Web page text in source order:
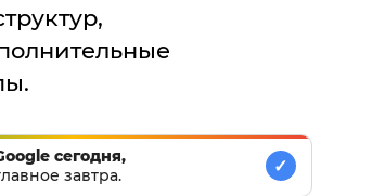
сегодня,
завтра.
✓